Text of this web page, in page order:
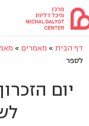
דף הבית » מאמרים »
לספר
יום